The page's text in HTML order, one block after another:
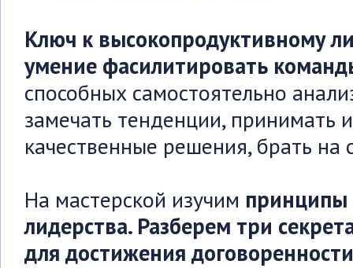
Ключ к высокопродуктивному
умение фасилитировать
способных самостоятельно
замечать тенденции, принимать
качественные решения, брать на
На мастерской изучим
лидерства. Разберем три
для достижения